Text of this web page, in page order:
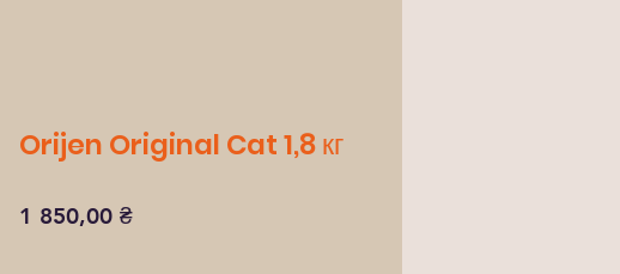
Orijen Original Cat 1,8 кг
1 850,00 ₴Ціна